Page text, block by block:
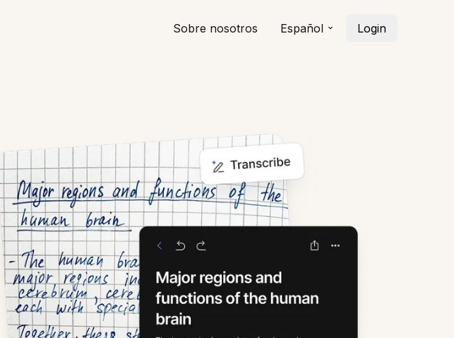
Sobre nosotros Español Login